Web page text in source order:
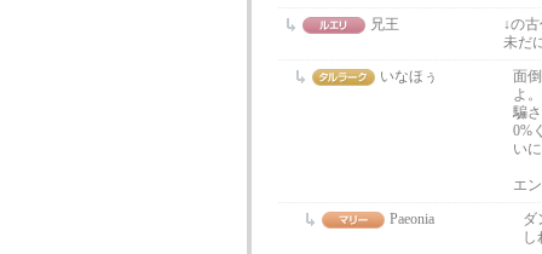
兄王
↓の
未だ
いなほぅ
面
よ
騙
0%
い
エ
Paeonia
ダ
し